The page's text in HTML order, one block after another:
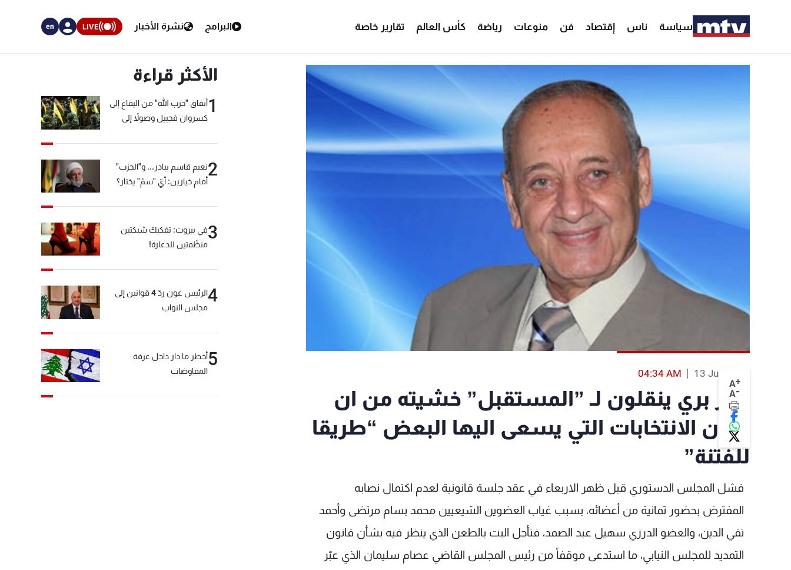
سياسة ناس إقتصاد فن منوعات رياضة كأس العالم تقارير خاصة البرامج نشرة الأخبار LIVE
en
A+
A-
13 Jun 2013
04:34 AM
زوار بري ينقلون لـ ”المستقبل” خشيته من ان
تكون الانتخابات التي يسعى اليها البعض “طريقا
للفتنة”
فشل المجلس الدستوري قبل ظهر الاربعاء في عقد جلسة قانونية لعدم اكتمال نصابه
المفترض بحضور ثمانية من أعضائه، بسبب غياب العضوين الشيعيين محمد بسام مرتضى وأحمد
تقي الدين، والعضو الدرزي سهيل عبد الصمد، فتأجل البت بالطعن الذي ينظر فيه بشأن قانون
التمديد للمجلس النيابي، ما استدعى موقفاً من رئيس المجلس القاضي عصام سليمان الذي عبّر
الأكثر قراءة
1أنفاق "حزب الله" من البقاع إلى
كسروان فجبيل وصولاً إلى
2نعيم قاسم يبادر... و"الحزب"
أمام خيارين: أيّ "سمّ" يختار؟
3في بيروت: تفكيك شبكتين
منظّمتين للدعارة!
4
الرئيس عون ردّ 4 قوانين إلى
مجلس النواب
5أخطر ما دار داخل غرفة
المفاوضات